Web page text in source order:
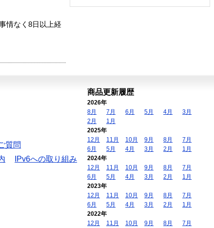
情なく8日以上経
質問
IPv6への取り組み
商品更新履歴
2026年
8月
7月 6月 5月 4月
3月
2月
1月
2025年
12月
11月 10月 9月 8月
7月
6月
5月 4月 3月 2月
1月
2024年
12月
11月 10月 9月 8月
7月
6月
5月 4月 3月 2月
1月
2023年
12月
11月 10月 9月 8月
7月
6月
5月 4月 3月 2月
1月
2022年
12月
11月 10月 9月 8月
7月